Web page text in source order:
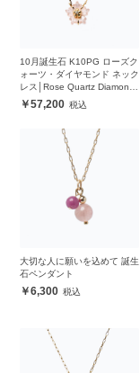
10月誕生石 K10PG ローズク
ォーツ・ダイヤモンド ネック
レス│Rose Quartz Diamond
Necklace
57,200
大切な人に願いを込めて 誕生
石ペンダント
6,300